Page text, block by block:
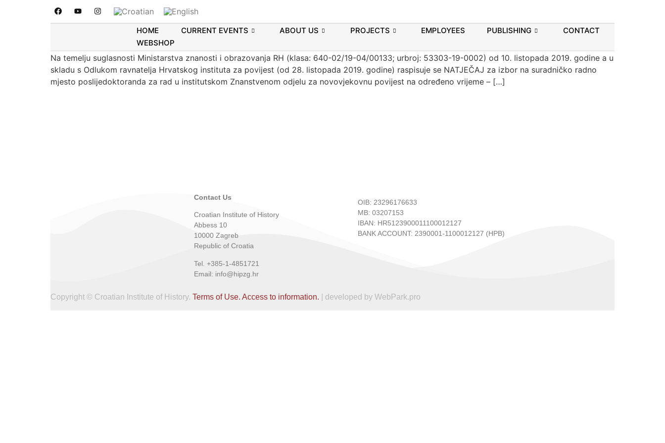
HOME CURRENT EVENTS ABOUT US PROJECTS EMPLOYEES PUBLISHING
CONTACT
WEBSHOP
NATJEČAJ ZA IZBOR NA SURADNIČKO RADNO MJESTO
POSLIJEDOKTORAND
Na temelju suglasnosti Ministarstva znanosti i obrazovanja RH (klasa: 640-02/19-04/00133; urbroj: 53303-19-0002) od 10. listopada 2019. godine a u
skladu s Odlukom ravnatelja Hrvatskog instituta za povijest (od 28. listopada 2019. godine) raspisuje se NATJEČAJ za izbor na suradničko radno
mjesto poslijedoktoranda za rad u institutskom Znanstvenom odjelu za novovjekovnu povijest na određeno vrijeme – […]
Contact Us
Croatian Institute of History
Abbess 10
10000 Zagreb
Republic of Croatia
Tel. +385-1-4851721
Email: info@hipzg.hr
OIB: 23296176633
MB: 03207153
IBAN: HR5123900011100012127
BANK ACCOUNT: 2390001-1100012127 (HPB)
Copyright © Croatian Institute of History. Terms of Use. Access to information. | developed by WebPark.pro